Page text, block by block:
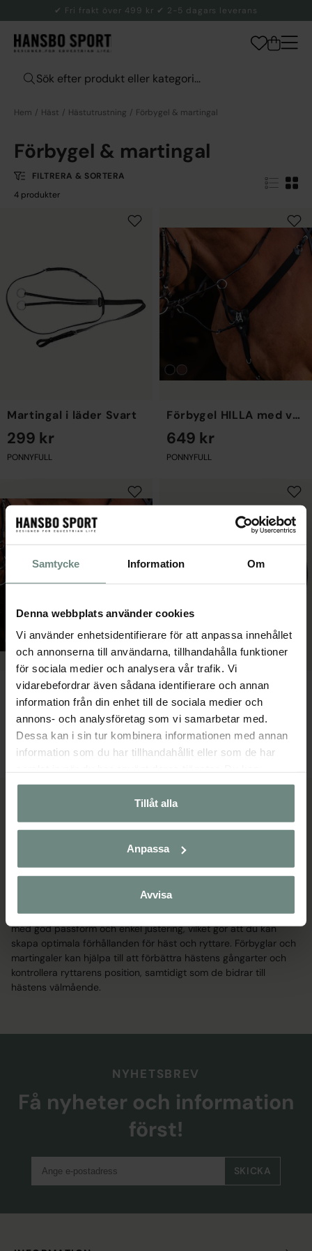
Samtycke Information Om
Denna webbplats använder cookies
Vi använder enhetsidentifierare för att anpassa innehållet
och annonserna till användarna, tillhandahålla funktioner
för sociala medier och analysera vår trafik. Vi
vidarebefordrar även sådana identifierare och annan
information från din enhet till de sociala medier och
annons- och analysföretag som vi samarbetar med.
Dessa kan i sin tur kombinera informationen med annan
information som du har tillhandahållit eller som de har
närsomhelst ändra ditt samtycke.
Tillåt alla
Anpassa
Avvisa
✔ Fri frakt över 499 kr ✔ 2-5 dagars leverans
Hem Häst Hästutrustning Förbygel & martingal
Förbygel & martingal
FILTRERA & SORTERA
4 produkter
Martingal i läder Svart
299 kr
PONNYFULL
Förbygel HILLA med variationsmöjligheter Svart
649 kr
PONNYFULL
Förbygel HILLA med variationsmöjligheter Brun
649 kr 39 kr
Förbygel och martingal – Bidra till
bättre kontroll och trygghet under
Effektiv kontroll och säkerhet är grundläggande för en
erbjuder vi ett noga utvalt sortiment av förbyglar och
martingaler. Våra produkter är tillverkade i slitstarka material
med god passform och enkel justering, vilket gör att du kan
skapa optimala förhållanden för häst och ryttare. Förbyglar och
martingaler kan hjälpa till att förbättra hästens gångarter och
kontrollera ryttarens position, samtidigt som de bidrar till
hästens välmående.
NYHETSBREV
Få nyheter och information
först!
SKICKA